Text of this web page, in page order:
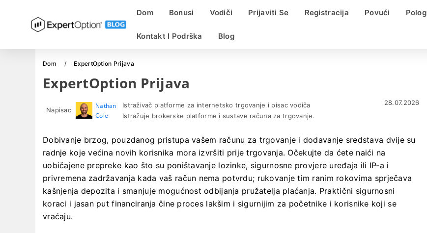
Dom Bonusi Vodiči Prijaviti Se Registracija Povući Polog
Kontakt I Podrška Blog
Dom ExpertOption Prijava
ExpertOption Prijava
Napisao
Nathan
Cole
Istraživač platforme za internetsko trgovanje i pisac vodiča
Istražuje brokerske platforme i sustave računa za trgovanje.
28.07.2026
Dobivanje brzog, pouzdanog pristupa vašem računu za trgovanje i dodavanje sredstava dvije su
radnje koje većina novih korisnika mora izvršiti prije trgovanja. Očekujte da ćete naići na
uobičajene prepreke kao što su poništavanje lozinke, sigurnosne provjere uređaja ili IP-a i
privremena zadržavanja kada vaš račun nema potvrdu; rukovanje tim ranim rokovima sprječava
kašnjenja depozita i smanjuje mogućnost odbijanja pružatelja plaćanja. Praktični sigurnosni
koraci i jasan put financiranja čine proces lakšim i sigurnijim za početnike i korisnike koji se
vraćaju.